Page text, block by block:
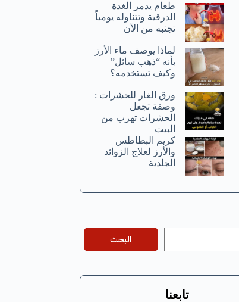
طعام يدمر الغدة
الدرقية وتتناوله يومياً
تجنبه من الأن
لماذا يوصف ماء الأرز
بأنه “ذهب سائل”
وكيف تستخدمه؟
ورق الغار للحشرات :
وصفة تجعل
الحشرات تهرب من
البيت
كريم البطاطس
والأرز لعلاج الزوائد
الجلدية
البحث
تابعنا